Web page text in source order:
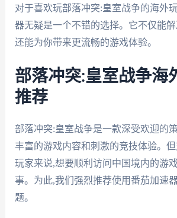
对于喜欢玩部落冲突:皇室战争的海外
器无疑是一个不错的选择。它不仅能
还能为你带来更流畅的游戏体验。
部落冲突:皇室战争海
推荐
部落冲突:皇室战争是一款深受欢迎的
丰富的游戏内容和刺激的竞技体验。
玩家来说,想要顺利访问中国境内的游
事。为此,我们强烈推荐使用番茄加速
题。